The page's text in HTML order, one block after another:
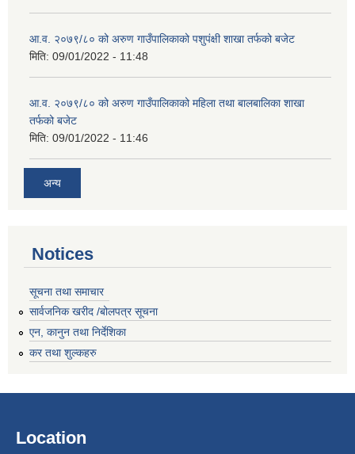
आ.व. २०७९/८० को अरुण गाउँपालिकाको पशुपंक्षी शाखा तर्फको बजेट
मिति: 09/01/2022 - 11:48
आ.व. २०७९/८० को अरुण गाउँपालिकाको महिला तथा बालबालिका शाखा
तर्फको बजेट
मिति: 09/01/2022 - 11:46
अन्य
Notices
सूचना तथा समाचार
सार्वजनिक खरीद /बोलपत्र सूचना
एन, कानुन तथा निर्देशिका
कर तथा शुल्कहरु
Location